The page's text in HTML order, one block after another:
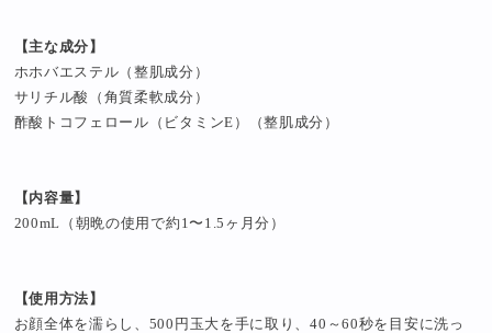
【主な成分】
ホホバエステル（整肌成分）
サリチル酸（角質柔軟成分）
酢酸トコフェロール（ビタミンE）（整肌成分）
【内容量】
200mL（朝晩の使用で約1〜1.5ヶ月分）
【使用方法】
お顔全体を濡らし、500円玉大を手に取り、40～60秒を目安に洗っ